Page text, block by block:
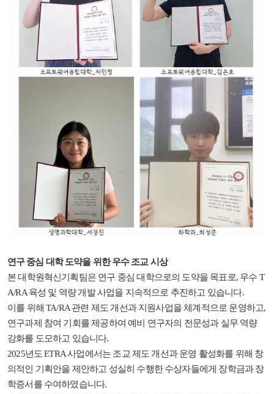
연구 중심 대학 도약을 위한 우수 조교 시상
본 대학원혁신기획팀은 연구 중심 대학으로의 도약을 목표로, 우수 T
A/RA 육성 및 역량 개발 사업을 지속적으로 추진하고 있습니다.
이를 위해 TA/RA 관련 제도 개선과 지원사업을 체계적으로 운영하고,
연구과제 참여 기회를 제공하여 예비 연구자의 전문성과 실무 역량
강화를 도모하고 있습니다.
2025년도 ETRA 사업에서는 조교 제도 개선과 운영 활성화를 위해 창
의적인 기획안을 제안하고 성실히 수행한 수상자들에게 장학금과 장
학증서를 수여하였습니다.